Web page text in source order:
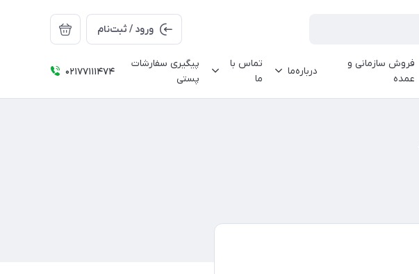
ورود / ثبت‌نام
فروش سازمانی و
عمده
درباره‌ما
تماس با
ما
پیگیری سفارشات
پستی
02177111474